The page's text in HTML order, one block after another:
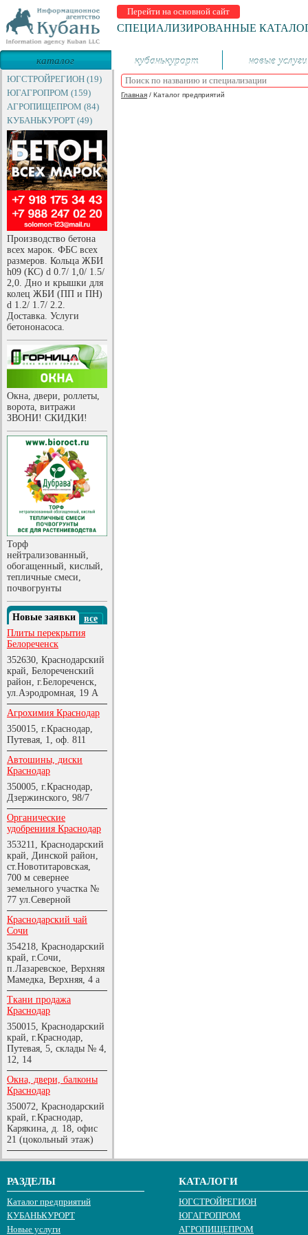
Перейти на основной сайт
СПЕЦИАЛИЗИРОВАННЫЕ
каталог
предприятий
кубанькурорт новые услуги
ЮГСТРОЙРЕГИОН (19)
ЮГАГРОПРОМ (159)
АГРОПИЩЕПРОМ (84)
КУБАНЬКУРОРТ (49)
Производство бетона
всех марок. ФБС всех
размеров. Кольца ЖБИ
h09 (КС) d 0.7/ 1,0/ 1.5/
2,0. Дно и крышки для
колец ЖБИ (ПП и ПН)
d 1.2/ 1.7/ 2.2.
Доставка. Услуги
бетононасоса.
Окна, двери, роллеты,
ворота, витражи
ЗВОНИ! СКИДКИ!
Торф
нейтрализованный,
обогащенный, кислый,
тепличные смеси,
почвогрунты
Новые заявки
все
Плиты перекрытия
Белореченск
352630, Краснодарский
край, Белореченский
район, г.Белореченск,
ул.Аэродромная, 19 А
Агрохимия Краснодар
350015, г.Краснодар,
Путевая, 1, оф. 811
Автошины, диски
Краснодар
350005, г.Краснодар,
Дзержинского, 98/7
Органические
удобрениия Краснодар
353211, Краснодарский
край, Динской район,
ст.Новотитаровская,
700 м севернее
земельного участка №
77 ул.Северной
Краснодарский чай
Сочи
354218, Краснодарский
край, г.Сочи,
п.Лазаревское, Верхняя
Мамедка, Верхняя, 4 а
Ткани продажа
Краснодар
350015, Краснодарский
край, г.Краснодар,
Путевая, 5, склады № 4,
12, 14
Окна, двери, балконы
Краснодар
350072, Краснодарский
край, г.Краснодар,
Карякина, д. 18, офис
21 (цокольный этаж)
Главная / Каталог предприятий
РАЗДЕЛЫ
Каталог предприятий
КУБАНЬКУРОРТ
Новые услуги
КАТАЛОГИ
ЮГСТРОЙРЕГИОН
ЮГАГРОПРОМ
АГРОПИЩЕПРОМ